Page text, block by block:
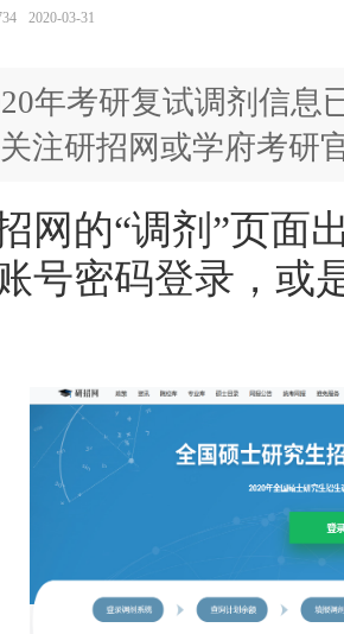
2020-03-31
年考研复试调剂信息
注研招网或学府考研
的“调剂”页面出
号密码登录，或